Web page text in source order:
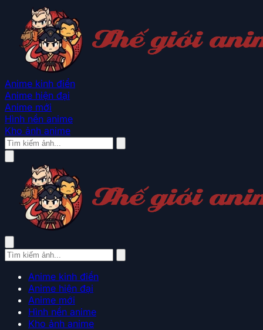
Anime kinh điển
Anime hiện đại
Anime mới
Hình nền anime
Kho ảnh anime
Anime kinh điển
Anime hiện đại
Anime mới
Hình nền anime
Kho ảnh anime